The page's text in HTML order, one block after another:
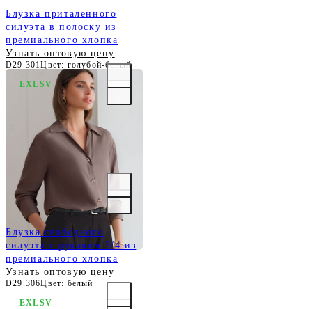
Блузка приталенного
силуэта в полоску из
премиального хлопка
Узнать оптовую цену
D29.301Цвет: голубой-белый
Блузка с широкими
манжетами из вискозы с
лиоцеллом
Узнать оптовую цену
D29.346 Цвет: кофейный
EXLSV
Блузка свободного
силуэта с рукавом 3/4 из
премиального хлопка
Узнать оптовую цену
D29.306Цвет: белый
EXLSV